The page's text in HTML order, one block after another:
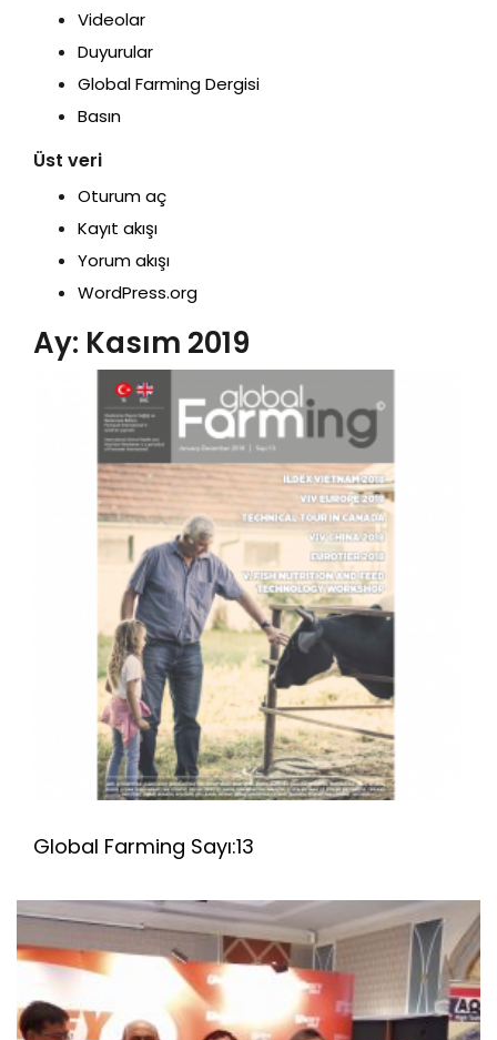
Videolar
Duyurular
Global Farming Dergisi
Basın
Üst veri
Oturum aç
Kayıt akışı
Yorum akışı
WordPress.org
Ay: Kasım 2019
Global Farming Sayı:13